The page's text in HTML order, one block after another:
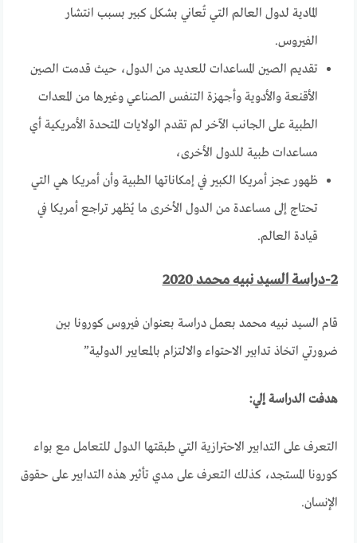
المادية لدول العالم التي تُعاني بشكل كبير بسبب انتشار
الفيروس.
تقديم الصين المساعدات للعديد من الدول، حيث قدمت الصين
الأقنعة والأدوية وأجهزة التنفس الصناعي وغيرها من المعدات
الطبية على الجانب الآخر لم تقدم الولايات المتحدة الأمريكية أي
مساعدات طبية للدول الأخرى،
ظهور عجز أمريكا الكبير في إمكاناتها الطبية وأن أمريكا هي التي
تحتاج إلى مساعدة من الدول الأخرى ما يُظهر تراجع أمريكا في
قيادة العالم.
2-دراسة السيد نبيه محمد 2020
قام السيد نبيه محمد بعمل دراسة بعنوان فيروس كورونا بين
ضرورتي اتخاذ تدابير الاحتواء والالتزام بالمعايير الدولية”
هدفت الدراسة إلي:
التعرف على التدابير الاحترازية التي طبقتها الدول للتعامل مع بواء
كورونا المستجد، كذلك التعرف على مدي تأثير هذه التدابير على حقوق
الإنسان.